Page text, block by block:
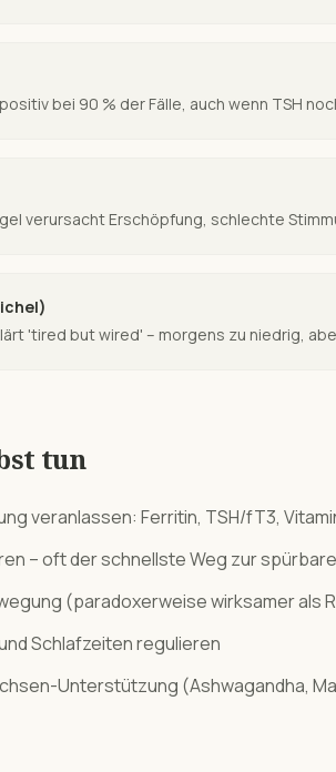
bei 90 % der Fälle, auch wenn TSH
verursacht Erschöpfung, schlechte
'tired but wired' – morgens zu niedrig,
tun
veranlassen: Ferritin, TSH/fT3,
– oft der schnellste Weg zur
(paradoxerweise wirksamer als
Schlafzeiten regulieren
Unterstützung (Ashwagandha,